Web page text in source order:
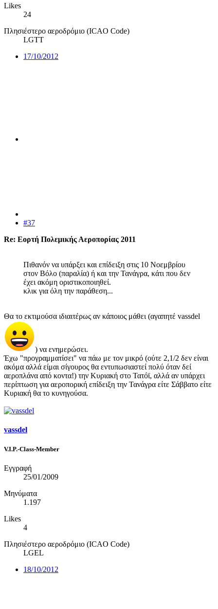
Likes
24
Πλησιέστερο αεροδρόμιο (ICAO Code)
LGTT
17/10/2012
#37
Re: Εορτή Πολεμικής Αεροπορίας 2011
Πιθανόν να υπάρξει και επίδειξη στις 10 Νοεμβρίου
στον Βόλο (παραλία) ή και την Τανάγρα, κάτι που δεν
έχει ακόμη οριστικοποιηθεί.
κλικ για όλη την παράθεση...
Θα το εκτιμούσα ιδιαιτέρως αν κάποιος μάθει (αγαπητέ vassdel
) να ενημερώσει.
Έχω "προγραμματίσει" να πάω με τον μικρό (ούτε 2,1/2 δεν είναι
ακόμα αλλά είμαι σίγουρος θα εντυπωσιαστεί πολύ όταν δεί
αεροπλάνα από κοντα!) την Κυριακή στο Τατόϊ, αλλά αν υπάρχει
περίπτωση για αεροπορική επίδειξη την Τανάγρα είτε Σάββατο είτε
Κυριακή θα το κυνηγούσα.
vassdel
V.I.P.-Class-Member
Εγγραφή
25/01/2009
Μηνύματα
1.197
Likes
4
Πλησιέστερο αεροδρόμιο (ICAO Code)
LGEL
18/10/2012